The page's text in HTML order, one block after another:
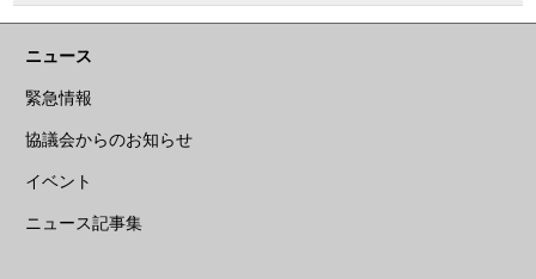
ニュース
緊急情報
協議会からのお知らせ
イベント
ニュース記事集